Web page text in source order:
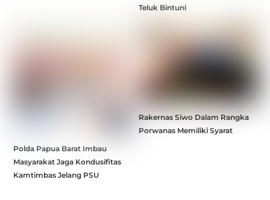
Teluk Bintuni
Polda Papua Barat Imbau
Masyarakat Jaga Kondusifitas
Kamtimbas Jelang PSU
Rakernas Siwo Dalam Rangka
Porwanas Memiliki Syarat